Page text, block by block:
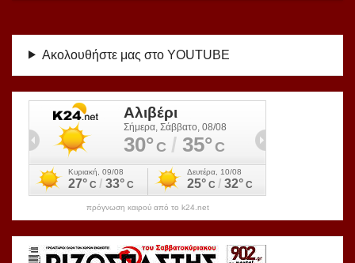
Ακολουθήστε μας στο YOUTUBE
πρόγνωση καιρού από το k24.net